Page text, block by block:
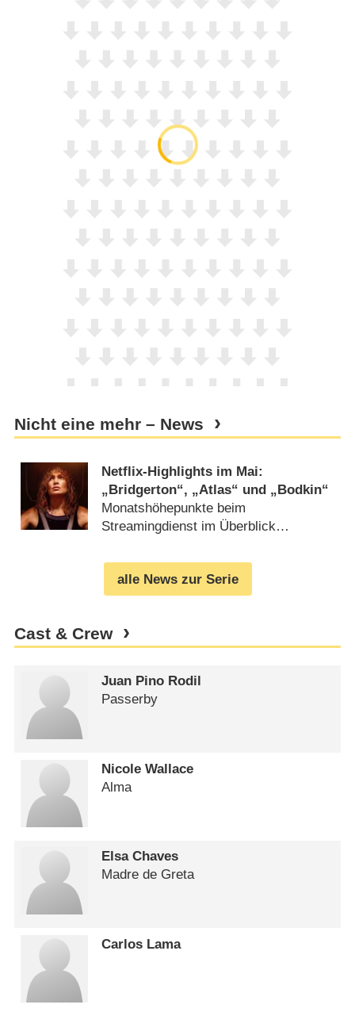
Nicht eine mehr – News
Netflix-Highlights im Mai:
„Bridgerton“, „Atlas“ und „Bodkin“
Monatshöhepunkte beim
Streamingdienst im Überblick
alle News zur Serie
Cast & Crew
Juan Pino Rodil
Passerby
Nicole Wallace
Alma
Elsa Chaves
Madre de Greta
Carlos Lama